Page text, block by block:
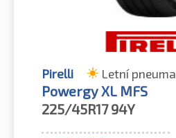
Pirelli Letní
Powergy XL MFS
225/45R17 94Y